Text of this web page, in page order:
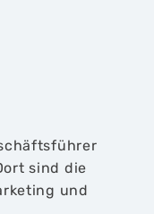
sind die
und